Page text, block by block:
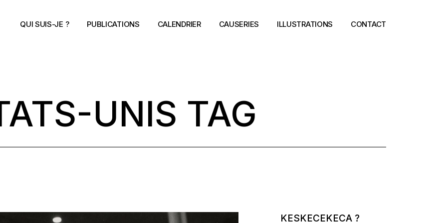
QUI SUIS-JE ? PUBLICATIONS CALENDRIER CAUSERIES ILLUSTRATIONS CONTACT
UNIS TAG
KESKECEKECA ?